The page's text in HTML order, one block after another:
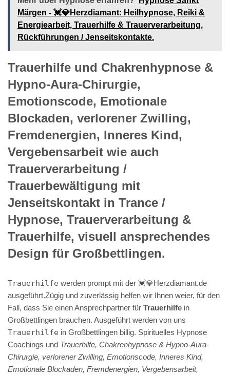
Märgen - 💓️💎Herzdiamant: Heilhypnose, Reiki &
Energiearbeit, Trauerhilfe & Trauerverarbeitung,
Rückführungen / Jenseitskontakte.
Trauerhilfe und Chakrenhypnose &
Hypno-Aura-Chirurgie,
Emotionscode, Emotionale
Blockaden, verlorener Zwilling,
Fremdenergien, Inneres Kind,
Vergebensarbeit wie auch
Trauerverarbeitung /
Trauerbewältigung mit
Jenseitskontakt in Trance /
Hypnose, Trauerverarbeitung &
Trauerhilfe, visuell ansprechendes
Design für Großbettlingen.
Trauerhilfe werden prompt mit der 💓️💎Herzdiamant.de
ausgeführt.Zügig und zuverlässig helfen wir Ihnen weier, für den
Fall, dass Sie einen Ansprechpartner für Trauerhilfe in
Großbettlingen brauchen. Ausgeführt werden von uns
Trauerhilfe in Großbettlingen billig. Spirituelles Hypnose
Coachings und Trauerhilfe, Chakrenhypnose & Hypno-Aura-
Chirurgie, verlorener Zwilling, Emotionscode, Inneres Kind,
Emotionale Blockaden, Fremdenergien, Vergebensarbeit,